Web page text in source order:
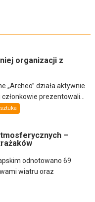
organizacji z
„Archeo” działa aktywnie
prezentowali...
–
odnotowano 69
wiatru oraz